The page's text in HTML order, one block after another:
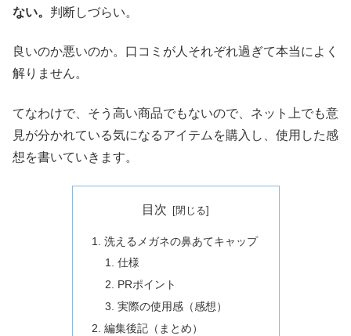
ない。 判断しづらい。
良いのか悪いのか。口コミが人それぞれ過ぎて本当によく
解りません。
てなわけで、そう高い商品でもないので、ネット上でも意
見が分かれている気になるアイテムを購入し、使用した感
想を書いていきます。
目次
洗えるメガネの鼻あてキャップ
仕様
PRポイント
実際の使用感（感想）
編集後記（まとめ）